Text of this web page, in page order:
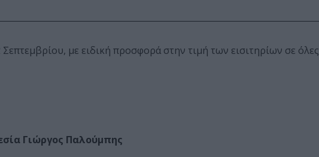
με ειδική προσφορά στην τιμή των εισιτηρίων σε όλες
Γιώργος Παλούμπης